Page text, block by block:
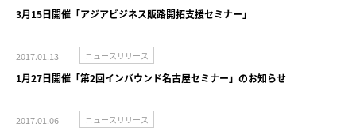
3月15日開催「アジアビジネス販路開拓支援セミナー」
2017.01.13 ニュースリリース
1月27日開催「第2回インバウンド名古屋セミナー」のお知らせ
2017.01.06 ニュースリリース